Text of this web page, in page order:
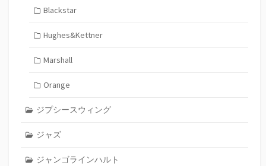
Blackstar
Hughes&Kettner
Marshall
Orange
ジプシースウィング
ジャズ
ジャンゴラインハルト